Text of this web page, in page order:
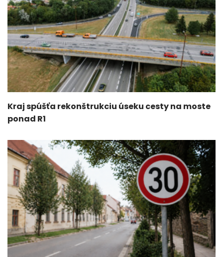
Kraj spúšťa rekonštrukciu úseku cesty na moste
ponad R1